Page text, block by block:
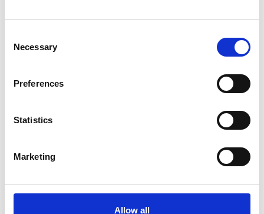
Selection
Necessary
Preferences
Statistics
Marketing
Allow all
Die Pflege und Reinigung
Frage der Ästhetik, sondern
auch der Funktionalität und
professionellen Einsatz oder
Pflege sorgt dafür, dass Ihre
Zeitmesser präzise laufen
aussehen. In diesem Beitrag
erfahren Sie alles, was Sie
häusliche Uhr Reinigen
wissen müssen, inklusive der